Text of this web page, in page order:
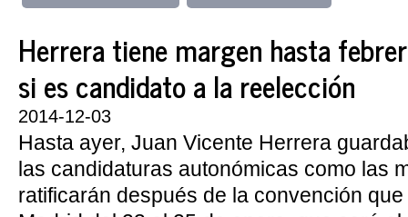
Herrera tiene margen hasta
si es candidato a la reelección
2014-12-03
Hasta ayer, Juan Vicente Herrera
las candidaturas autonómicas como las
ratificarán después de la convención